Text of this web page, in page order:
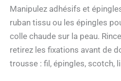
Manipulez adhésifs et
ruban tissu ou les épingles
colle chaude sur la peau.
retirez les fixations avant de
trousse : fil, épingles, scotch,